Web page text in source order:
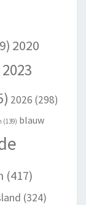
2020
2023
2026 (298)
(139) blauw
(417)
(324)